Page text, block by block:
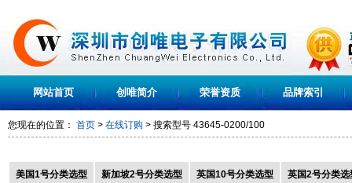
网站首页 创唯简介 荣誉资质 品牌索引
您现在的位置： 首页 > 在线订购 > 搜索型号 43645-0200/100
美国1号分类选型 新加坡2号分类选型 英国10号分类选型 英国2号分类选